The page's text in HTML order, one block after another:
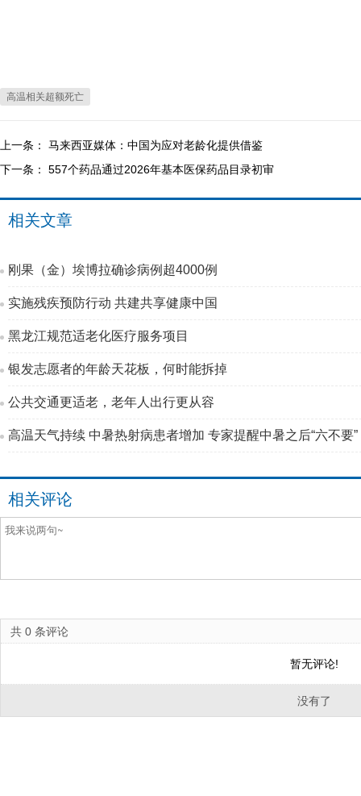
高温相关超额死亡
上一条： 马来西亚媒体：中国为应对老龄化提供借鉴
下一条： 557个药品通过2026年基本医保药品目录初审
相关文章
刚果（金）埃博拉确诊病例超4000例
实施残疾预防行动 共建共享健康中国
黑龙江规范适老化医疗服务项目
银发志愿者的年龄天花板，何时能拆掉
公共交通更适老，老年人出行更从容
高温天气持续 中暑热射病患者增加 专家提醒中暑之后“六不要”
相关评论
共 0 条评论
暂无评论!
没有了